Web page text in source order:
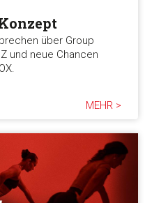
über Group
und neue Chancen
MEHR >